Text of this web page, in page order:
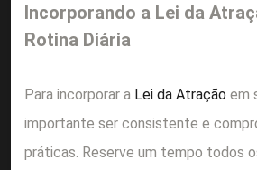
Incorporando a Lei da
Rotina Diária
Para incorporar a Lei da Atração em
importante ser consistente e
práticas. Reserve um tempo todos